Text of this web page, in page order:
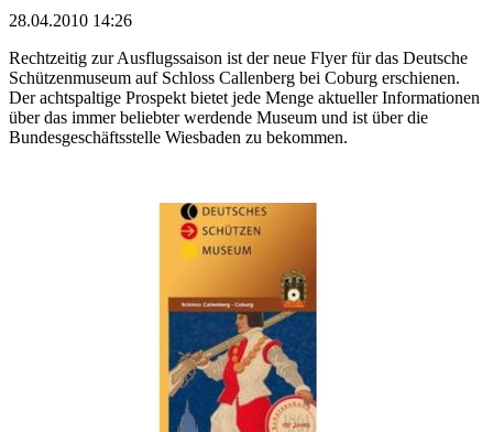
28.04.2010 14:26
Rechtzeitig zur Ausflugssaison ist der neue Flyer für das Deutsche
Schützenmuseum auf Schloss Callenberg bei Coburg erschienen.
Der achtspaltige Prospekt bietet jede Menge aktueller Informationen
über das immer beliebter werdende Museum und ist über die
Bundesgeschäftsstelle Wiesbaden zu bekommen.